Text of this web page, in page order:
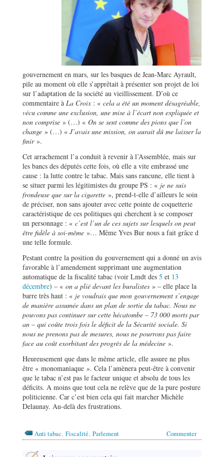
gouvernement en mars, sur les basques de Jean-Marc Ayrault,
pile au moment où elle s’apprêtait à présenter son projet de loi
sur l’adaptation de la société au vieillissement. D’où ce
commentaire à La Croix : « cela a été un moment désagréable,
vécu comme une exclusion, une mise à l’écart non expliquée et
non comprise » (…) « On se sent comme des pions que l’on
change » (…) « J’avais une mission, on aurait dû me laisser la
finir ».
Cet arrachement l’a conduit à revenir à l’Assemblée, mais sur
les bancs des députés cette fois, où elle a vite embrassé une
cause : la lutte contre le tabac. Mais sans rancune, elle tient à
se situer parmi les légitimistes du groupe PS : « je ne suis
frondeuse que sur la cigarette », prend-t-elle d’ailleurs le soin
de préciser, non sans ajouter avec cette pointe de coquetterie
caractéristique de ces politiques qui cherchent à se composer
un personnage : « c’est l’un de ces sujets sur lesquels on peut
être fidèle à soi-même »… Même Yves Bur nous a fait grâce d
une telle formule.
Pestant contre la position du gouvernement qui a donné un avis
favorable à l’amendement supprimant une augmentation
automatique de la fiscalité tabac (voir Lmdt des 5 et 13
décembre) – « on a plié devant les buralistes » – elle place la
barre très haut : « je voudrais que mon gouvernement s’engage
de manière assumée dans un plan de sortie du tabac. Nous ne
pouvons pas continuer sur cette hécatombe – 73 000 morts par
an – qui coûte trois fois le déficit de la Sécurité sociale. Si
nous ne prenons pas de mesures, nous ne pourrons pas faire
face au coût exorbitant des progrès de la médecine ».
Heureusement que dans le même article, elle assure ne plus
être « monomaniaque ». Cela l’amènera peut-être à convenir
que le tabac n’est pas le facteur unique et absolu de tous les
déficits. A moins que tout cela ne relève que de la pure posture
politicienne. Car c’est bien cela qui fait marcher Michèle
Delaunay. Au-delà des frustrations.
Commenter
Anti tabac, Fiscalité, Parlement